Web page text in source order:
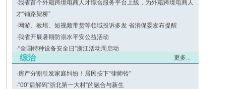
·我省首个外籍跨境电商人才综合服务平台上线，为外籍跨境电商人
才“铺路架桥”
· 网游、教培、短视频带货等领域投诉多发 省消保委发布提醒
·我省开展暑期防溺水平安公益活动
·“全国特种设备安全日”浙江活动周启动
综治 更多...
·房产分割引发家庭纠纷！居民按下“律师铃”
·"00"后解码“浙北第一大村”的融合与新生